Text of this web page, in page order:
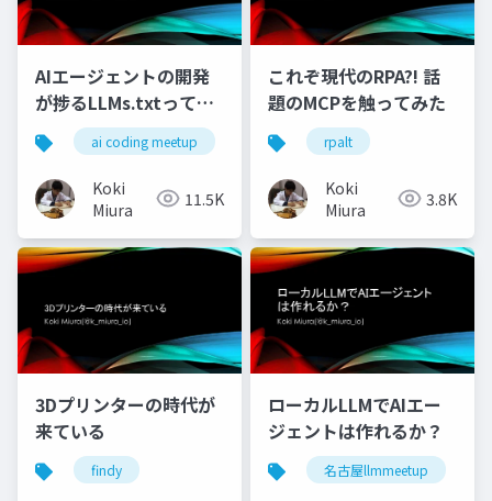
AIエージェントの開発
が捗るLLMs.txtって
何？
ai coding meetup
Koki
Miura
11.5K
これぞ現代のRPA?! 話
題のMCPを触ってみた
rpalt
Koki
Miura
3.8K
3Dプリンターの時代が
来ている
findy
ローカルLLMでAIエー
ジェントは作れるか？
名古屋llmmeetup